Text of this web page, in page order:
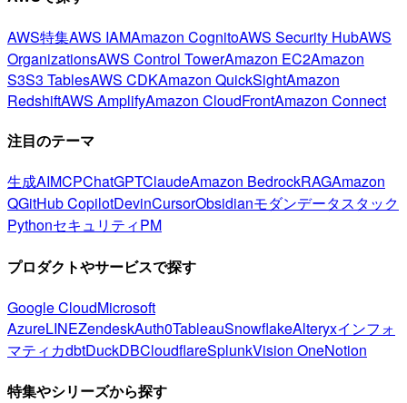
AWS特集AWS IAMAmazon CognitoAWS Security HubAWS
OrganizationsAWS Control TowerAmazon EC2Amazon
S3S3 TablesAWS CDKAmazon QuickSightAmazon
RedshiftAWS AmplifyAmazon CloudFrontAmazon Connect
注目のテーマ
生成AIMCPChatGPTClaudeAmazon BedrockRAGAmazon
QGitHub CopilotDevinCursorObsidianモダンデータスタック
PythonセキュリティPM
プロダクトやサービスで探す
Google CloudMicrosoft
AzureLINEZendeskAuth0TableauSnowflakeAlteryxインフォ
マティカdbtDuckDBCloudflareSplunkVision OneNotion
特集やシリーズから探す